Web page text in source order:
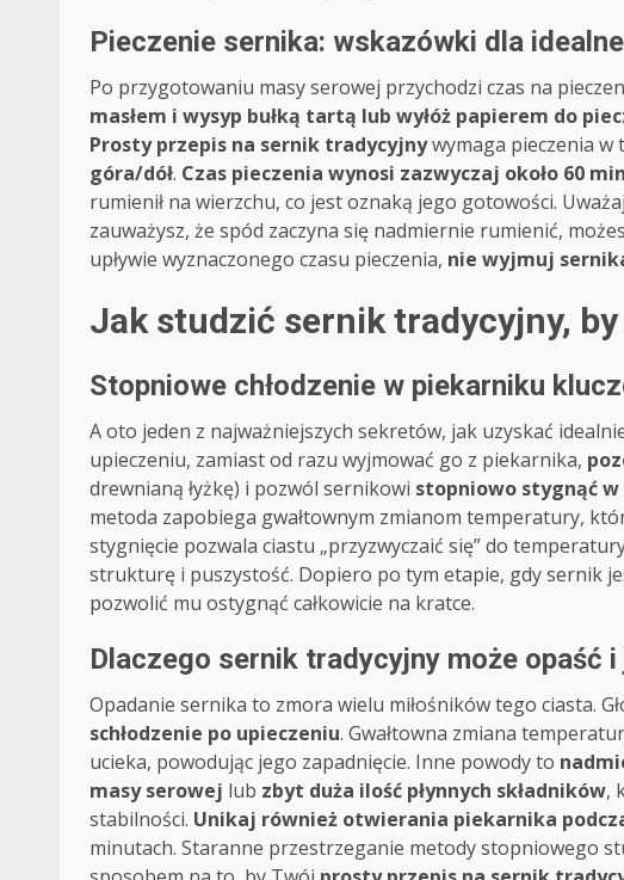
Pieczenie sernika: wskazówki dla
Po przygotowaniu masy serowej przychodzi czas na
masłem i wysyp bułką tartą lub wyłóż papierem do
Prosty przepis na sernik tradycyjnywymaga pieczenia w
góra/dół. Czas pieczenia wynosi zazwyczaj około 60
rumienił na wierzchu, co jest oznaką jego gotowości.
zauważysz, że spód zaczyna się nadmiernie rumienić,
upływie wyznaczonego czasu pieczenia, nie wyjmuj
Jak studzić sernik tradycyjny, by
Stopniowe chłodzenie w piekarniku
A oto jeden z najważniejszych sekretów, jak uzyskać
upieczeniu, zamiast od razu wyjmować go z piekarnika,
drewnianą łyżkę) i pozwól sernikowi stopniowo stygnąć
metoda zapobiega gwałtownym zmianom temperatury,
stygnięcie pozwala ciastu „przyzwyczaić się” do
strukturę i puszystość. Dopiero po tym etapie, gdy sernik
pozwolić mu ostygnąć całkowicie na kratce.
Dlaczego sernik tradycyjny może opaść
Opadanie sernika to zmora wielu miłośników tego ciasta.
schłodzenie po upieczeniu. Gwałtowna zmiana
ucieka, powodując jego zapadnięcie. Inne powody to
masy serowej lub zbyt duża ilość płynnych składników,
stabilności. Unikaj również otwierania piekarnika
minutach. Staranne przestrzeganie metody stopniowego